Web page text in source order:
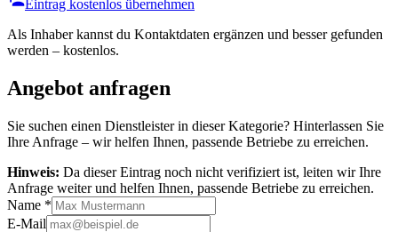
Eintrag kostenlos übernehmen
Als Inhaber kannst du Kontaktdaten ergänzen und besser gefunden
werden – kostenlos.
Angebot anfragen
Sie suchen einen Dienstleister in dieser Kategorie? Hinterlassen Sie
Ihre Anfrage – wir helfen Ihnen, passende Betriebe zu erreichen.
Hinweis: Da dieser Eintrag noch nicht verifiziert ist, leiten wir Ihre
Anfrage weiter und helfen Ihnen, passende Betriebe zu erreichen.
Name *
E-Mail